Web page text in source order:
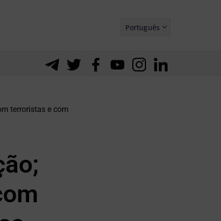
Português
terroristas e com